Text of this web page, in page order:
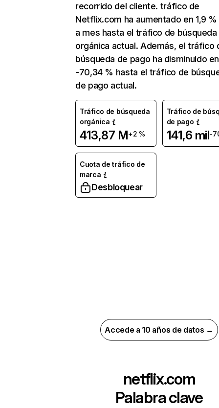
recorrido del cliente. tráfico de
Netflix.com ha aumentado en 1,9
a mes hasta el tráfico de búsqueda
orgánica actual. Además, el tráfico
búsqueda de pago ha disminuido en
-70,34 % hasta el tráfico de
de pago actual.
Tráfico de búsqueda
orgánica
413,87 M+2 %
Tráfico de
de pago
141,6 mil-
Cuota de tráfico de
marca
Desbloquear
Accede a 10 años de datos →
netflix.com
Palabra clave